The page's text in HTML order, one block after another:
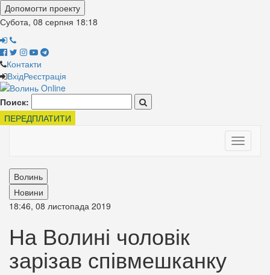
Допомогти проекту
Субота, 08 серпня 18:18
Контакти
ВхідРеєстрація
Поиск:
ПЕРЕДПЛАТИТИ
Toggle
Волинь
Новини
18:46, 08 листопада 2019
На Волині чоловік
зарізав співмешканку